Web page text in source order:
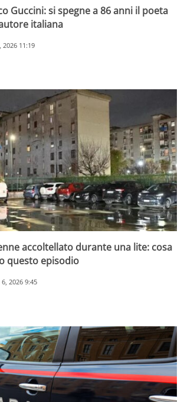
Guccini: si spegne a 86 anni il poeta
italiana
2026 11:19
accoltellato durante una lite: cosa
questo episodio
2026 9:45